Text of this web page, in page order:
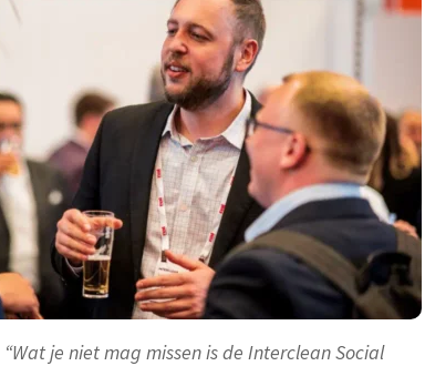
“Wat je niet mag missen is de Interclean Social